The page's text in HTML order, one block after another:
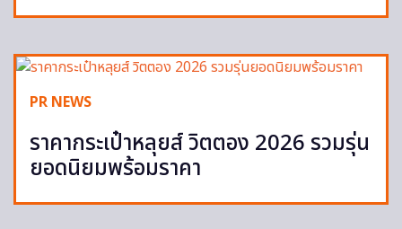
PR NEWS
ราคากระเป๋าหลุยส์ วิตตอง 2026 รวมรุ่น
ยอดนิยมพร้อมราคา